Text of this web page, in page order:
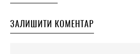
ЗАЛИШИТИ КОМЕНТАР